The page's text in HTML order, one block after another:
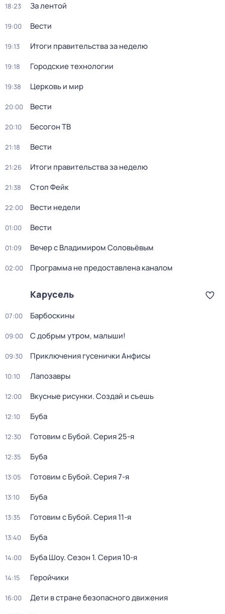
18:23 За лентой
19:00 Вести
19:13 Итоги правительства за неделю
19:18 Городские технологии
19:38 Церковь и мир
20:00 Вести
20:10 Бесогон ТВ
21:18 Вести
21:26 Итоги правительства за неделю
21:38 Стоп Фейк
22:00 Вести недели
01:00 Вести
01:09 Вечер с Владимиром Соловьёвым
02:00 Программа не предоставлена каналом
Карусель
07:00 Барбоскины
09:00 С добрым утром, малыши!
09:30 Приключения гусенички Анфисы
10:10 Лапозавры
12:00 Вкусные рисунки. Создай и съешь
12:10 Буба
12:30 Готовим с Бубой. Серия 25-я
12:35 Буба
13:05 Готовим с Бубой. Серия 7-я
13:10 Буба
13:35 Готовим с Бубой. Серия 11-я
13:40 Буба
14:00 Буба Шоу. Сезон 1. Серия 10-я
14:15 Геройчики
16:00 Дети в стране безопасного движения